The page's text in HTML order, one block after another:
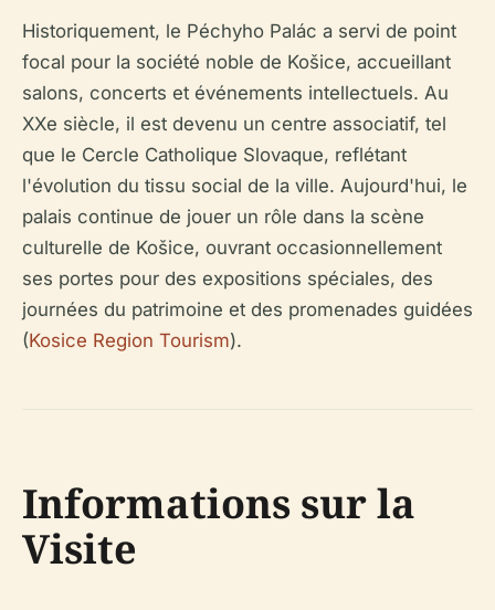
Historiquement, le Péchyho Palác a servi de point
focal pour la société noble de Košice, accueillant
salons, concerts et événements intellectuels. Au
XXe siècle, il est devenu un centre associatif, tel
que le Cercle Catholique Slovaque, reflétant
l'évolution du tissu social de la ville. Aujourd'hui, le
palais continue de jouer un rôle dans la scène
culturelle de Košice, ouvrant occasionnellement
ses portes pour des expositions spéciales, des
journées du patrimoine et des promenades guidées
(Kosice Region Tourism).
Informations sur la
Visite